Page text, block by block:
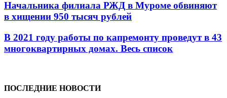
Начальника филиала РЖД в Муроме обвиняют
в хищении 950 тысяч рублей
В 2021 году работы по капремонту проведут в 43
многоквартирных домах. Весь список
ПОСЛЕДНИЕ НОВОСТИ